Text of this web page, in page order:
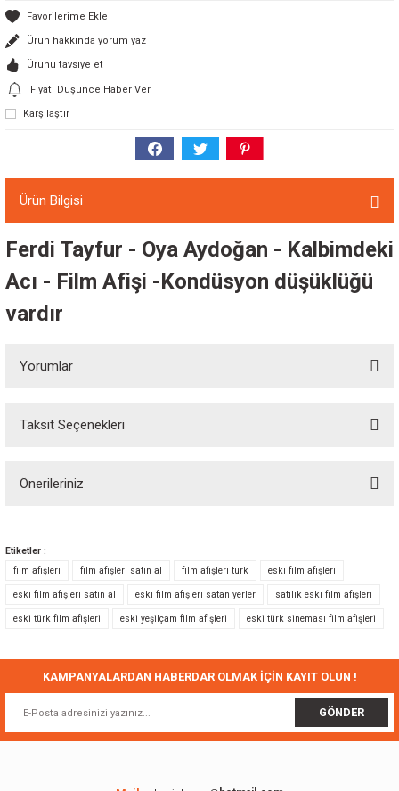
Ürün hakkında yorum yaz
Ürünü tavsiye et
Fiyatı Düşünce Haber Ver
Karşılaştır
Ürün Bilgisi
Ferdi Tayfur - Oya Aydoğan - Kalbimdeki
Acı - Film Afişi -Kondüsyon düşüklüğü
vardır
Yorumlar
Taksit Seçenekleri
Önerileriniz
Görüş ve önerileriniz için teşekkür ederiz.
Ürün resmi kalitesiz, bozuk veya görüntülenemiyor.
Ürün bilgilerinde hatalar bulunuyor.
Ürün fiyatı diğer sitelerden daha pahalı.
Bu ürüne benzer farklı alternatifler olmalı.
Etiketler :
film afişleri
film afişleri satın al film afişleri türk eski film afişleri
eski film afişleri satın al eski film afişleri satan yerler satılık eski film afişleri
eski türk film afişleri eski yeşilçam film afişleri eski türk sineması film afişleri
KAMPANYALARDAN HABERDAR OLMAK İÇİN KAYIT OLUN !
GÖNDER